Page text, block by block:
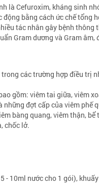
là Cefuroxim, kháng sinh
bằng cách ức chế tổng
tác nhân gây bệnh thông
Gram dương và Gram
các trường hợp điều trị
gồm: viêm tai giữa, viêm
những đợt cấp của viêm phế
bàng quang, viêm thận, bể
chốc lở.
- 10ml nước cho 1 gói),